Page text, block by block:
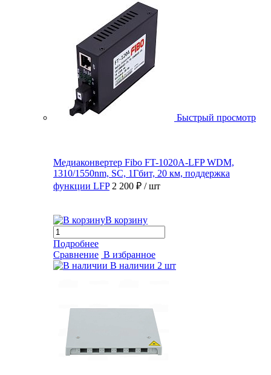
Быстрый просмотр
Медиаконвертер Fibo FT-1020A-LFP WDM,
1310/1550nm, SC, 1Гбит, 20 км, поддержка
функции LFP 2 200 ₽ / шт
В корзину
Подробнее
Сравнение В избранное
В наличии 2 шт